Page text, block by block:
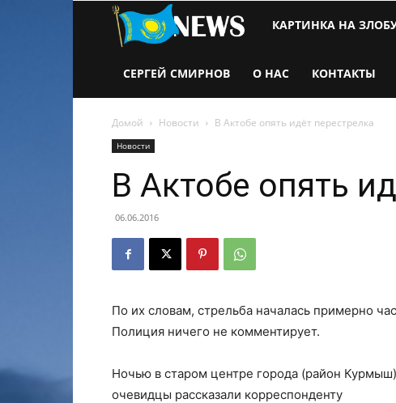
Новости
Казахстана
КАРТИНКА НА
СЕРГЕЙ СМИРНОВ О НАС КОНТАКТЫ
Домой Новости В Актобе опять идёт перестрелка
Новости
В Актобе опять
06.06.2016
По их словам, стрельба началась примерно
Полиция ничего не комментирует.
Ночью в старом центре города (район
очевидцы рассказали корреcпонденту